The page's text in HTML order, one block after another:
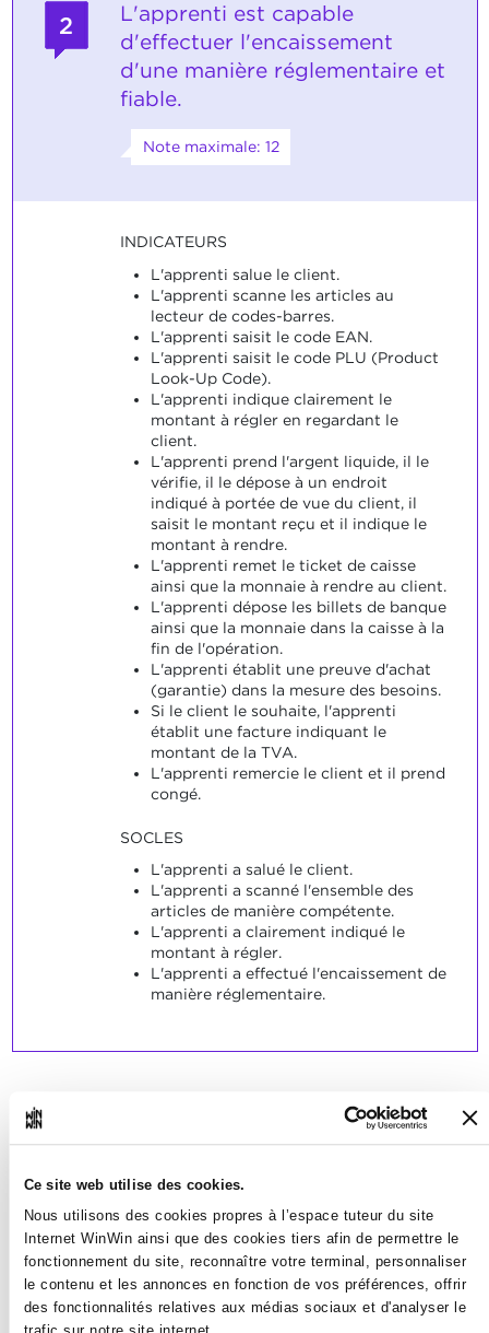
Ce site web utilise des cookies.
Nous utilisons des cookies propres à l’espace tuteur du site
Internet WinWin ainsi que des cookies tiers afin de permettre le
fonctionnement du site, reconnaître votre terminal, personnaliser
le contenu et les annonces en fonction de vos préférences, offrir
des fonctionnalités relatives aux médias sociaux et d'analyser le
2
L'apprenti est capable
d'effectuer l'encaissement
d'une manière réglementaire et
fiable.
Note maximale: 12
INDICATEURS
L'apprenti salue le client.
L'apprenti scanne les articles au
lecteur de codes-barres.
L'apprenti saisit le code EAN.
L'apprenti saisit le code PLU (Product
Look-Up Code).
L'apprenti indique clairement le
montant à régler en regardant le
client.
L'apprenti prend l'argent liquide, il le
vérifie, il le dépose à un endroit
indiqué à portée de vue du client, il
saisit le montant reçu et il indique le
montant à rendre.
L'apprenti remet le ticket de caisse
ainsi que la monnaie à rendre au client.
L'apprenti dépose les billets de banque
ainsi que la monnaie dans la caisse à la
fin de l'opération.
L'apprenti établit une preuve d'achat
(garantie) dans la mesure des besoins.
Si le client le souhaite, l'apprenti
établit une facture indiquant le
montant de la TVA.
L'apprenti remercie le client et il prend
congé.
SOCLES
L'apprenti a salué le client.
L'apprenti a scanné l'ensemble des
articles de manière compétente.
L'apprenti a clairement indiqué le
montant à régler.
L'apprenti a effectué l'encaissement de
manière réglementaire.
L'apprenti suit les instructions
système de caisse.
Note maximale: 6